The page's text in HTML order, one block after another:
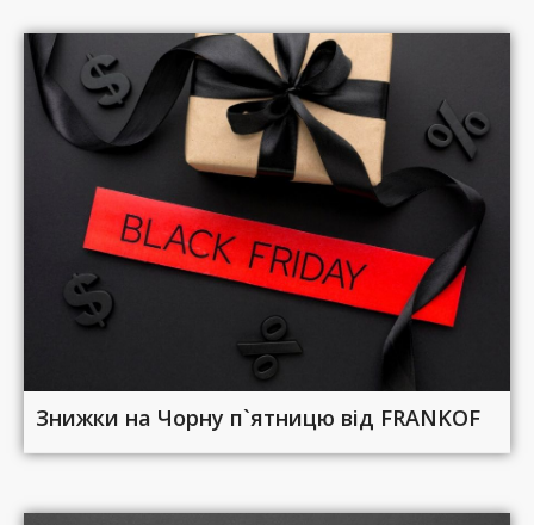
Знижки на Чорну п`ятницю від FRANKOF